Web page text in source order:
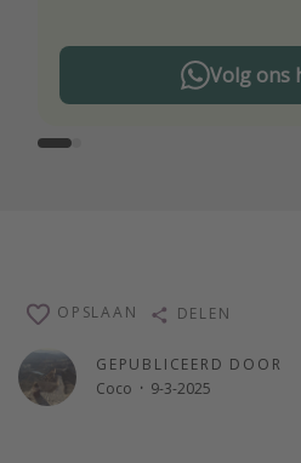
Volg ons
GEPUBLICEERD DOOR
Coco · 9-3-2025
OPSLAAN DELEN